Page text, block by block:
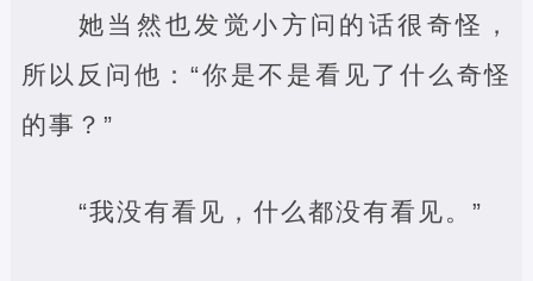
她当然也发觉小方问的话很奇怪，
所以反问他：“你是不是看见了什么奇怪
的事？”
“我没有看见，什么都没有看见。”